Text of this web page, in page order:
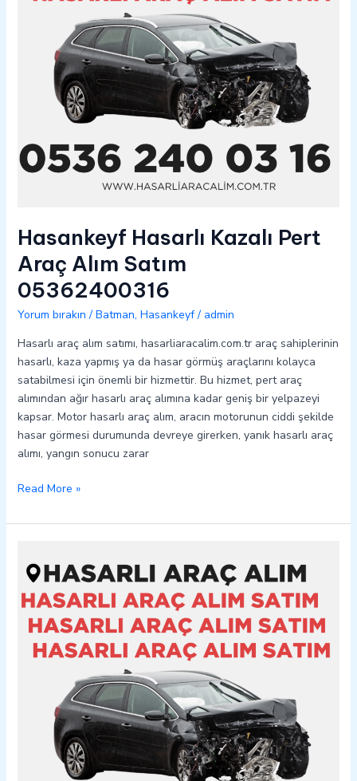
Hasankeyf Hasarlı Kazalı Pert
Araç Alım Satım
05362400316
Yorum bırakın / Batman, Hasankeyf/ admin
Hasarlı araç alım satımı, hasarliaracalim.com.tr araç sahiplerinin
hasarlı, kaza yapmış ya da hasar görmüş araçlarını kolayca
satabilmesi için önemli bir hizmettir. Bu hizmet, pert araç
alımından ağır hasarlı araç alımına kadar geniş bir yelpazeyi
kapsar. Motor hasarlı araç alım, aracın motorunun ciddi şekilde
hasar görmesi durumunda devreye girerken, yanık hasarlı araç
alımı, yangın sonucu zarar
05362400316
Read More »
Merkez
Hasarlı
Kazalı
Pert
Araç
Alım
05362400316